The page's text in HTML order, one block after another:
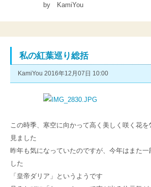
by KamiYou
私の紅葉巡り総括
KamiYou 2016年12月07日 10:00
この時季、寒空に向かって高く美しく咲く花を
見ました
昨年も気になっていたのですが、今年はまた一
した
「皇帝ダリア」というようです